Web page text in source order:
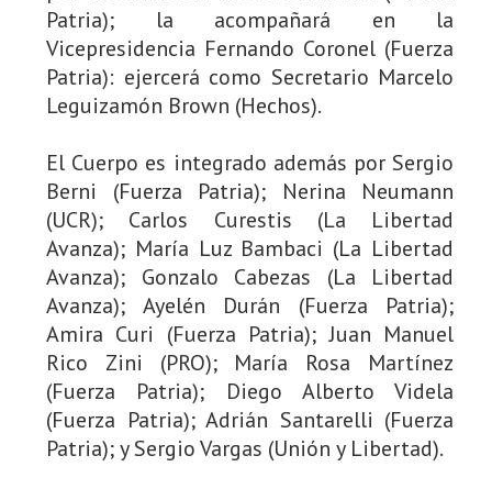
Patria); la acompañará en la
Vicepresidencia Fernando Coronel (Fuerza
Patria): ejercerá como Secretario Marcelo
Leguizamón Brown (Hechos).
El Cuerpo es integrado además por Sergio
Berni (Fuerza Patria); Nerina Neumann
(UCR); Carlos Curestis (La Libertad
Avanza); María Luz Bambaci (La Libertad
Avanza); Gonzalo Cabezas (La Libertad
Avanza); Ayelén Durán (Fuerza Patria);
Amira Curi (Fuerza Patria); Juan Manuel
Rico Zini (PRO); María Rosa Martínez
(Fuerza Patria); Diego Alberto Videla
(Fuerza Patria); Adrián Santarelli (Fuerza
Patria); y Sergio Vargas (Unión y Libertad).